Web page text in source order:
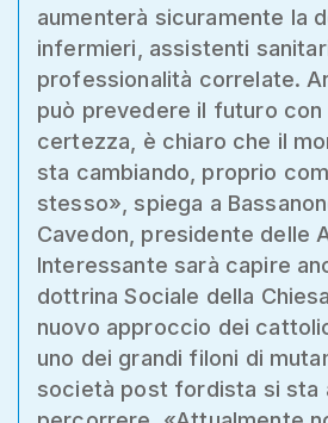
aumenterà sicuramente la
infermieri, assistenti
professionalità correlate.
può prevedere il futuro con
certezza, è chiaro che il
sta cambiando, proprio
stesso», spiega a
Cavedon, presidente delle
Interessante sarà capire
dottrina Sociale della
nuovo approccio dei
uno dei grandi filoni di
società post fordista si sta